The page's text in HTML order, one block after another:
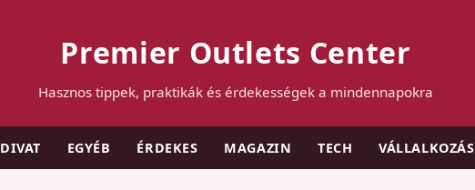
Premier Outlets Center
Hasznos tippek, praktikák és érdekességek a mindennapokra
DIVAT EGYÉB ÉRDEKES MAGAZIN TECH VÁLLALKOZÁS